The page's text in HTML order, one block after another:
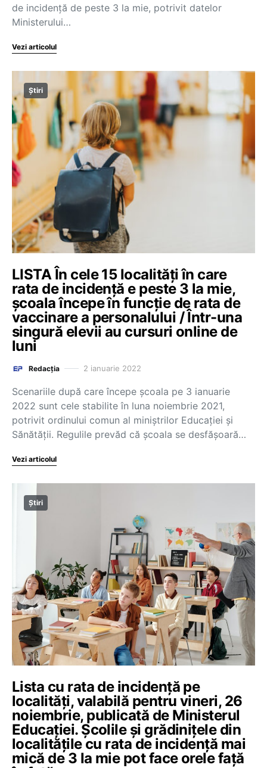
de incidență de peste 3 la mie, potrivit datelor
Ministerului…
Vezi articolul
Știri
LISTA În cele 15 localități în care
rata de incidență e peste 3 la mie,
școala începe în funcție de rata de
vaccinare a personalului / Într-una
singură elevii au cursuri online de
luni
Redacția 2 ianuarie 2022
Scenariile după care începe școala pe 3 ianuarie
2022 sunt cele stabilite în luna noiembrie 2021,
potrivit ordinului comun al miniștrilor Educației și
Sănătății. Regulile prevăd că școala se desfășoară…
Vezi articolul
Știri
Lista cu rata de incidență pe
localități, valabilă pentru vineri, 26
noiembrie, publicată de Ministerul
Educației. Școlile și grădinițele din
localitățile cu rata de incidență mai
mică de 3 la mie pot face orele față